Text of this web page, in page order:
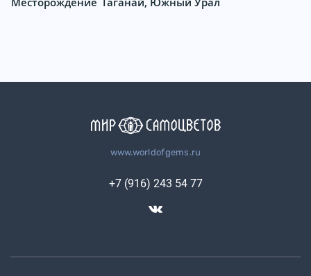
www.worldofgems.ru
+7 (916) 243 54 77